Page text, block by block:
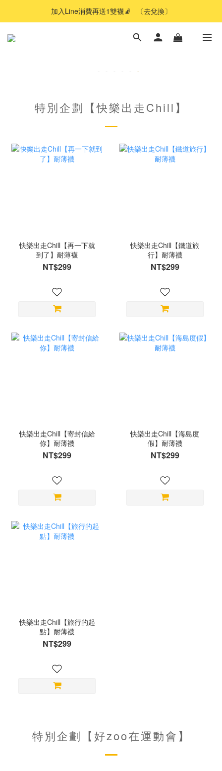
加入Line消費再送1雙襪🧦   〔去兌換〕
特別企劃【快樂出走Chill】
快樂出走Chill【再一下就
到了】耐薄襪
NT$299
快樂出走Chill【鐵道旅
行】耐薄襪
NT$299
快樂出走Chill【寄封信給
你】耐薄襪
NT$299
快樂出走Chill【海島度
假】耐薄襪
NT$299
快樂出走Chill【旅行的起
點】耐薄襪
NT$299
特別企劃【好zoo在運動會】